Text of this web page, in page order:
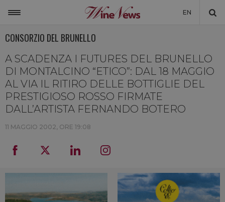
EN
MONDO
NON SOLO VINO
NEWSLETTER
WINENEWS TV
CONSORZIO DEL BRUNELLO
A SCADENZA I FUTURES DEL BRUNELLO
DI MONTALCINO “ETICO”: DAL 18 MAGGIO
AL VIA IL RITIRO DELLE BOTTIGLIE DEL
PRESTIGIOSO ROSSO FIRMATE
DALL’ARTISTA FERNANDO BOTERO
11 MAGGIO 2002, ORE 19:08